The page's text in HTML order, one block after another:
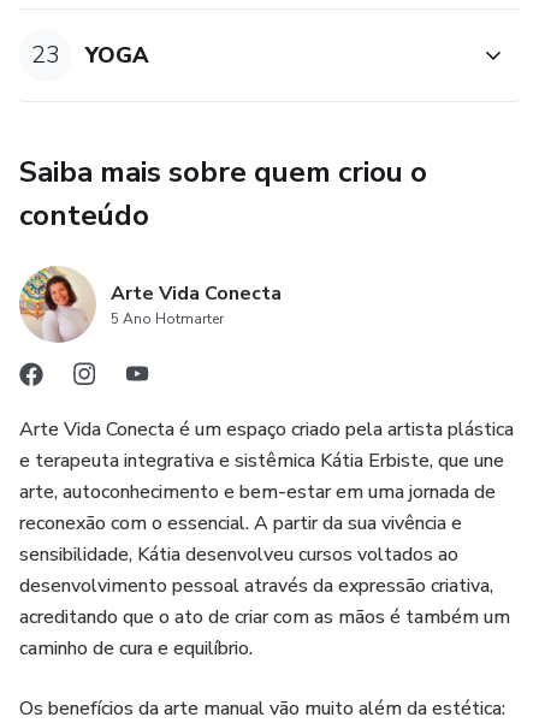
23 YOGA
Saiba mais sobre quem criou o
conteúdo
Arte Vida Conecta
5 Ano Hotmarter
Arte Vida Conecta é um espaço criado pela artista plástica
e terapeuta integrativa e sistêmica Kátia Erbiste, que une
arte, autoconhecimento e bem-estar em uma jornada de
reconexão com o essencial. A partir da sua vivência e
sensibilidade, Kátia desenvolveu cursos voltados ao
desenvolvimento pessoal através da expressão criativa,
acreditando que o ato de criar com as mãos é também um
caminho de cura e equilíbrio.
Os benefícios da arte manual vão muito além da estética: